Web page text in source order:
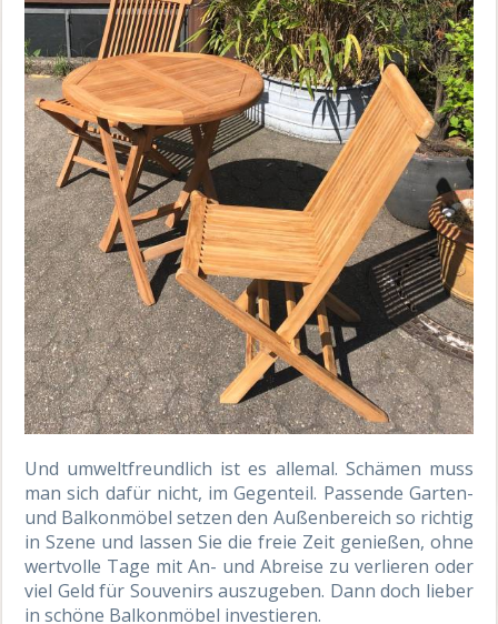
Und umweltfreundlich ist es allemal. Schämen muss
man sich dafür nicht, im Gegenteil. Passende Garten-
und Balkonmöbel setzen den Außenbereich so richtig
in Szene und lassen Sie die freie Zeit genießen, ohne
wertvolle Tage mit An- und Abreise zu verlieren oder
viel Geld für Souvenirs auszugeben. Dann doch lieber
in schöne Balkonmöbel investieren.